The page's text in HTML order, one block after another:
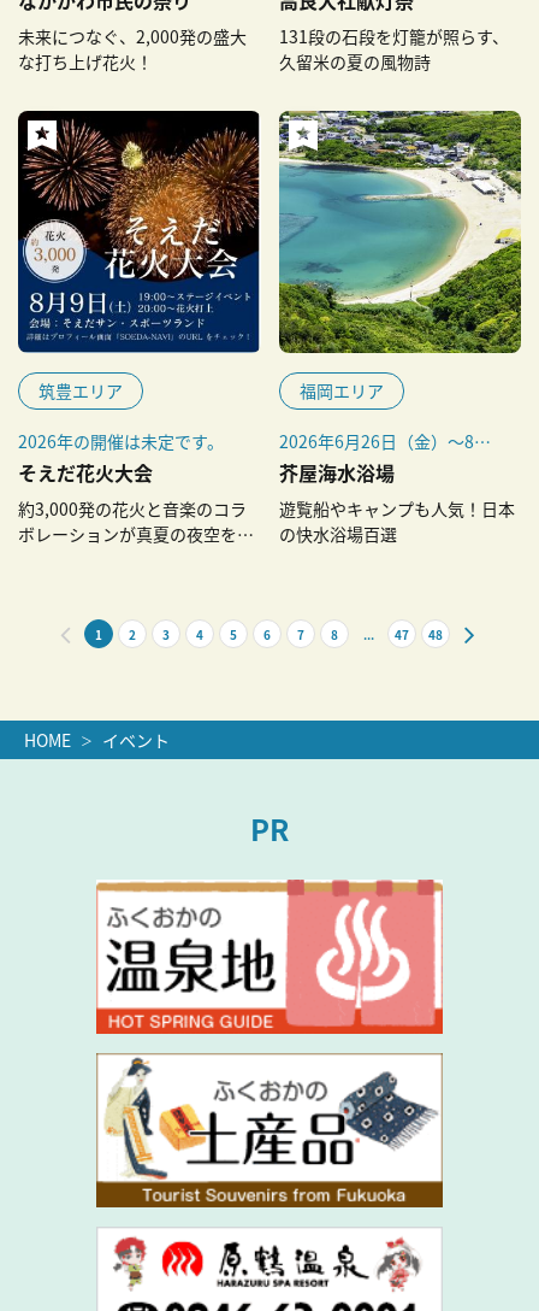
なし）
未来につなぐ、2,000発の盛大
な打ち上げ花火！
※毎年8月1日～31日
131段の石段を灯籠が照らす、
久留米の夏の風物詩
筑豊エリア
2026年の開催は未定です。
そえだ花火大会
約3,000発の花火と音楽のコラ
ボレーションが真夏の夜空を彩
福岡エリア
2026年6月26日（金）～8月
下旬
芥屋海水浴場
遊覧船やキャンプも人気！日本
の快水浴場百選
1 2 3 4 5 6 7 8 ... 47 48
HOME イベント
PR